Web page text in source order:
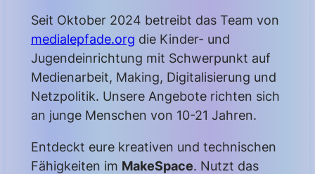
Seit Oktober 2024 betreibt das Team von
medialepfade.org die Kinder- und
Jugendeinrichtung mit Schwerpunkt auf
Medienarbeit, Making, Digitalisierung und
Netzpolitik. Unsere Angebote richten sich
an junge Menschen von 10-21 Jahren.
Entdeckt eure kreativen und technischen
Fähigkeiten im MakeSpace. Nutzt das